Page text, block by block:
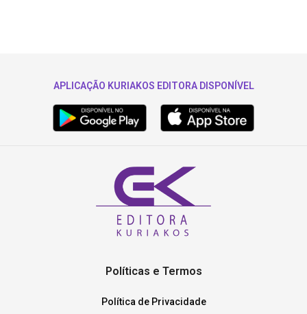
APLICAÇÃO KURIAKOS EDITORA DISPONÍVEL
Políticas e Termos
Política de Privacidade